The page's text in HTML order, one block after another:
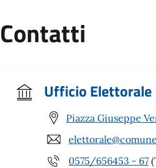
Contatti
Ufficio Elettorale
Piazza Giuseppe
0575/656453 - 67